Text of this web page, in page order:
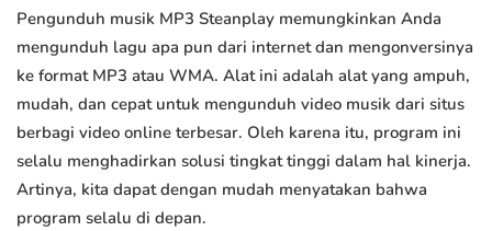
Pengunduh musik MP3 Steanplay memungkinkan Anda
mengunduh lagu apa pun dari internet dan mengonversinya
ke format MP3 atau WMA. Alat ini adalah alat yang ampuh,
mudah, dan cepat untuk mengunduh video musik dari situs
berbagi video online terbesar. Oleh karena itu, program ini
selalu menghadirkan solusi tingkat tinggi dalam hal kinerja.
Artinya, kita dapat dengan mudah menyatakan bahwa
program selalu di depan.